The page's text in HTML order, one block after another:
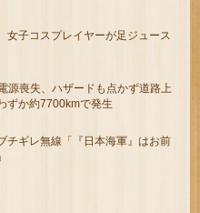
女子コスプレイヤーが足ジュース
源喪失、ハザードも点かず道路上
か約7700kmで発生
チギレ無線「『日本海軍』はお前